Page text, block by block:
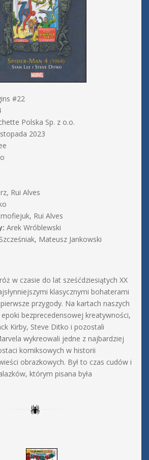
#22
Polska Sp. z o.o.
2023
Rui Alves
Rui Alves
Arek Wróblewski
Mateusz Jankowski
w czasie do lat sześćdziesiątych XX
klasycznymi bohaterami
przygody. Na kartach naszych
bezprecedensowej kreatywności,
Kirby, Steve Ditko i pozostali
wykreowali jedne z najbardziej
komiksowych w historii
obrazkowych. Był to czas cudów i
którym pisana była